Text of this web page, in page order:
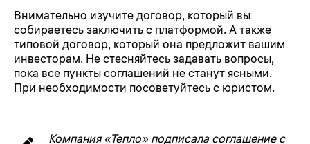
Внимательно изучите договор, который вы
собираетесь заключить с платформой. А также
типовой договор, который она предложит вашим
инвесторам. Не стесняйтесь задавать вопросы,
пока все пункты соглашений не станут ясными.
При необходимости посоветуйтесь с юристом.
Компания «Тепло» подписала соглашение с